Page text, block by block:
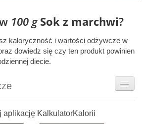
100 g Sok z marchwi?
kaloryczność i wartości odżywcze w
dowiedz się czy ten produkt powinien
diecie.
aplikację KalkulatorKalorii